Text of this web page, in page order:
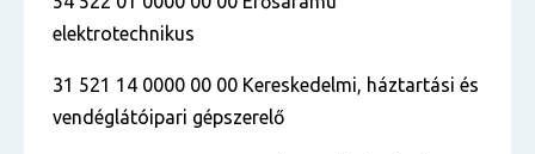
elektrotechnikus
31 521 14 0000 00 00 Kereskedelmi, háztartási és
vendéglátóipari gépszerelő